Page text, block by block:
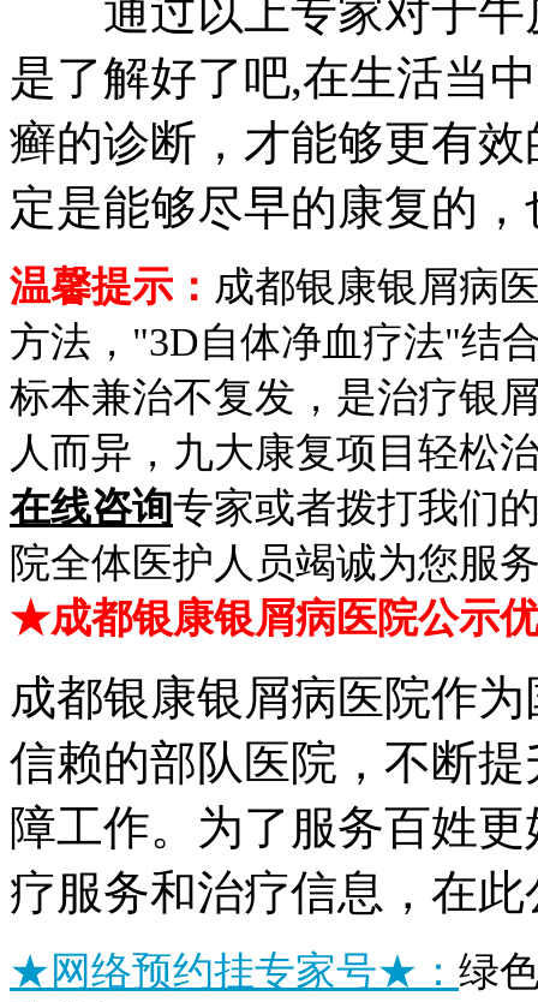
通过以上专家对于牛
是了解好了吧,在生活当
癣的诊断，才能够更有
定是能够尽早的康复的
温馨提示： 成都银康银屑病
方法，"3D自体净血疗法"结
标本兼治不复发，是治疗银
人而异，九大康复项目轻松
在线咨询专家或者拨打我们
院全体医护人员竭诚为您服
★成都银康银屑病医院公示
成都银康银屑病医院作
信赖的部队医院，不断
障工作。为了服务百姓
疗服务和治疗信息，在
★网络预约挂专家号★： 绿